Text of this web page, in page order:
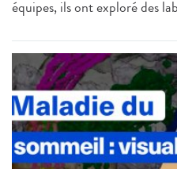
équipes, ils ont exploré des